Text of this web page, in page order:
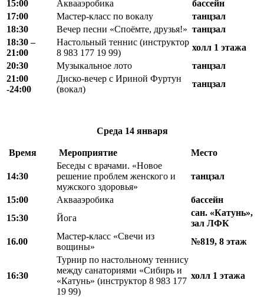
15:00 Аквааэробика
бассейн
17:00
Мастер-класс по вокалу
танцзал
18:30
Вечер песни «Споёмте, друзья!» танцзал
18:30 –
21:00
Настольный теннис (инструктор
8 983 177 19 99)
холл 1 этажа
20:30
Музыкальное лото
танцзал
21:00
-24:00
Диско-вечер с Ириной Фуртун
(вокал)
танцзал
Среда 14 января
Время Мероприятие Место
14:30
Беседы с врачами. «Новое
решение проблем женского и
мужского здоровья»
танцзал
15:00 Аквааэробика
бассейн
15:30
Йога
сан. «Катунь»,
зал ЛФК
16.00
Мастер-класс «Свечи из
вощины»
№819, 8 этаж
16:30
Турнир по настольному теннису
между санаториями «Сибирь и
«Катунь» (инструктор 8 983 177
19 99)
холл 1 этажа